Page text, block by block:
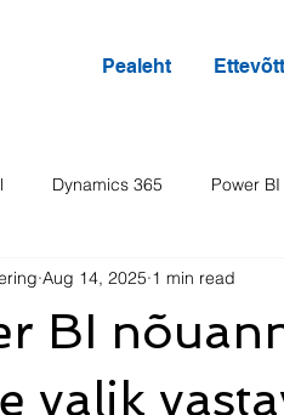
Pealeht
Dynamics 365 Power BI
BI
valik
Aug 14, 2025 1 min read